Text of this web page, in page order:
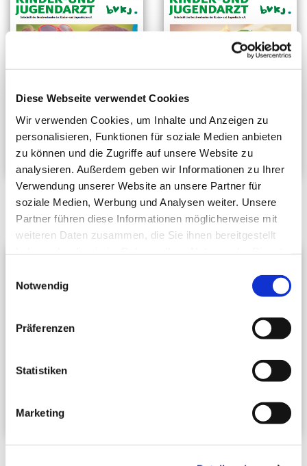
Diese Webseite verwendet Cookies
Wir verwenden Cookies, um Inhalte und Anzeigen zu
personalisieren, Funktionen für soziale Medien anbieten
zu können und die Zugriffe auf unsere Website zu
analysieren. Außerdem geben wir Informationen zu Ihrer
Verwendung unserer Website an unsere Partner für
soziale Medien, Werbung und Analysen weiter. Unsere
Partner führen diese Informationen möglicherweise mit
weiteren Daten zusammen, die Sie ihnen bereitgestellt
Notwendig
Präferenzen
Statistiken
Marketing
Ausg. 08/18 (PDF) Ausg. 07/18 (PDF)